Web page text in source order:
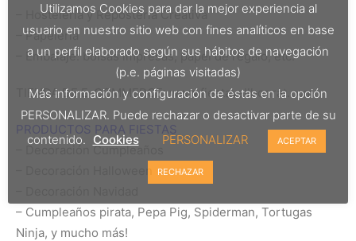
– Hostelería y Repostería Creativa
– Papelería
– Embalaje: bolsas impresas, papel de regalo, etc.
TIENDA DE E-COMMERCE: www.fiestavallhonrat.com
PRODUCTOS PARA FIESTAS
– Decoración Cumpleaños
– Cumpleaños pirata, Pepa Pig, Spiderman, Tortugas
Ninja, y mucho más!
Utilizamos Cookies para dar la mejor experiencia al
usuario en nuestro sitio web con fines analíticos en base
a un perfil elaborado según sus hábitos de navegación
(p.e. páginas visitadas)
Más información y configuración de éstas en la opción
PERSONALIZAR. Puede rechazar o desactivar parte de su
contenido. Cookies PERSONALIZAR ACEPTAR
RECHAZAR